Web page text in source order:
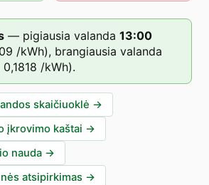
— pigiausia valanda 13:00
/kWh), brangiausia valanda
/kWh).
skaičiuoklė →
įkrovimo kaštai →
nauda →
atsipirkimas →